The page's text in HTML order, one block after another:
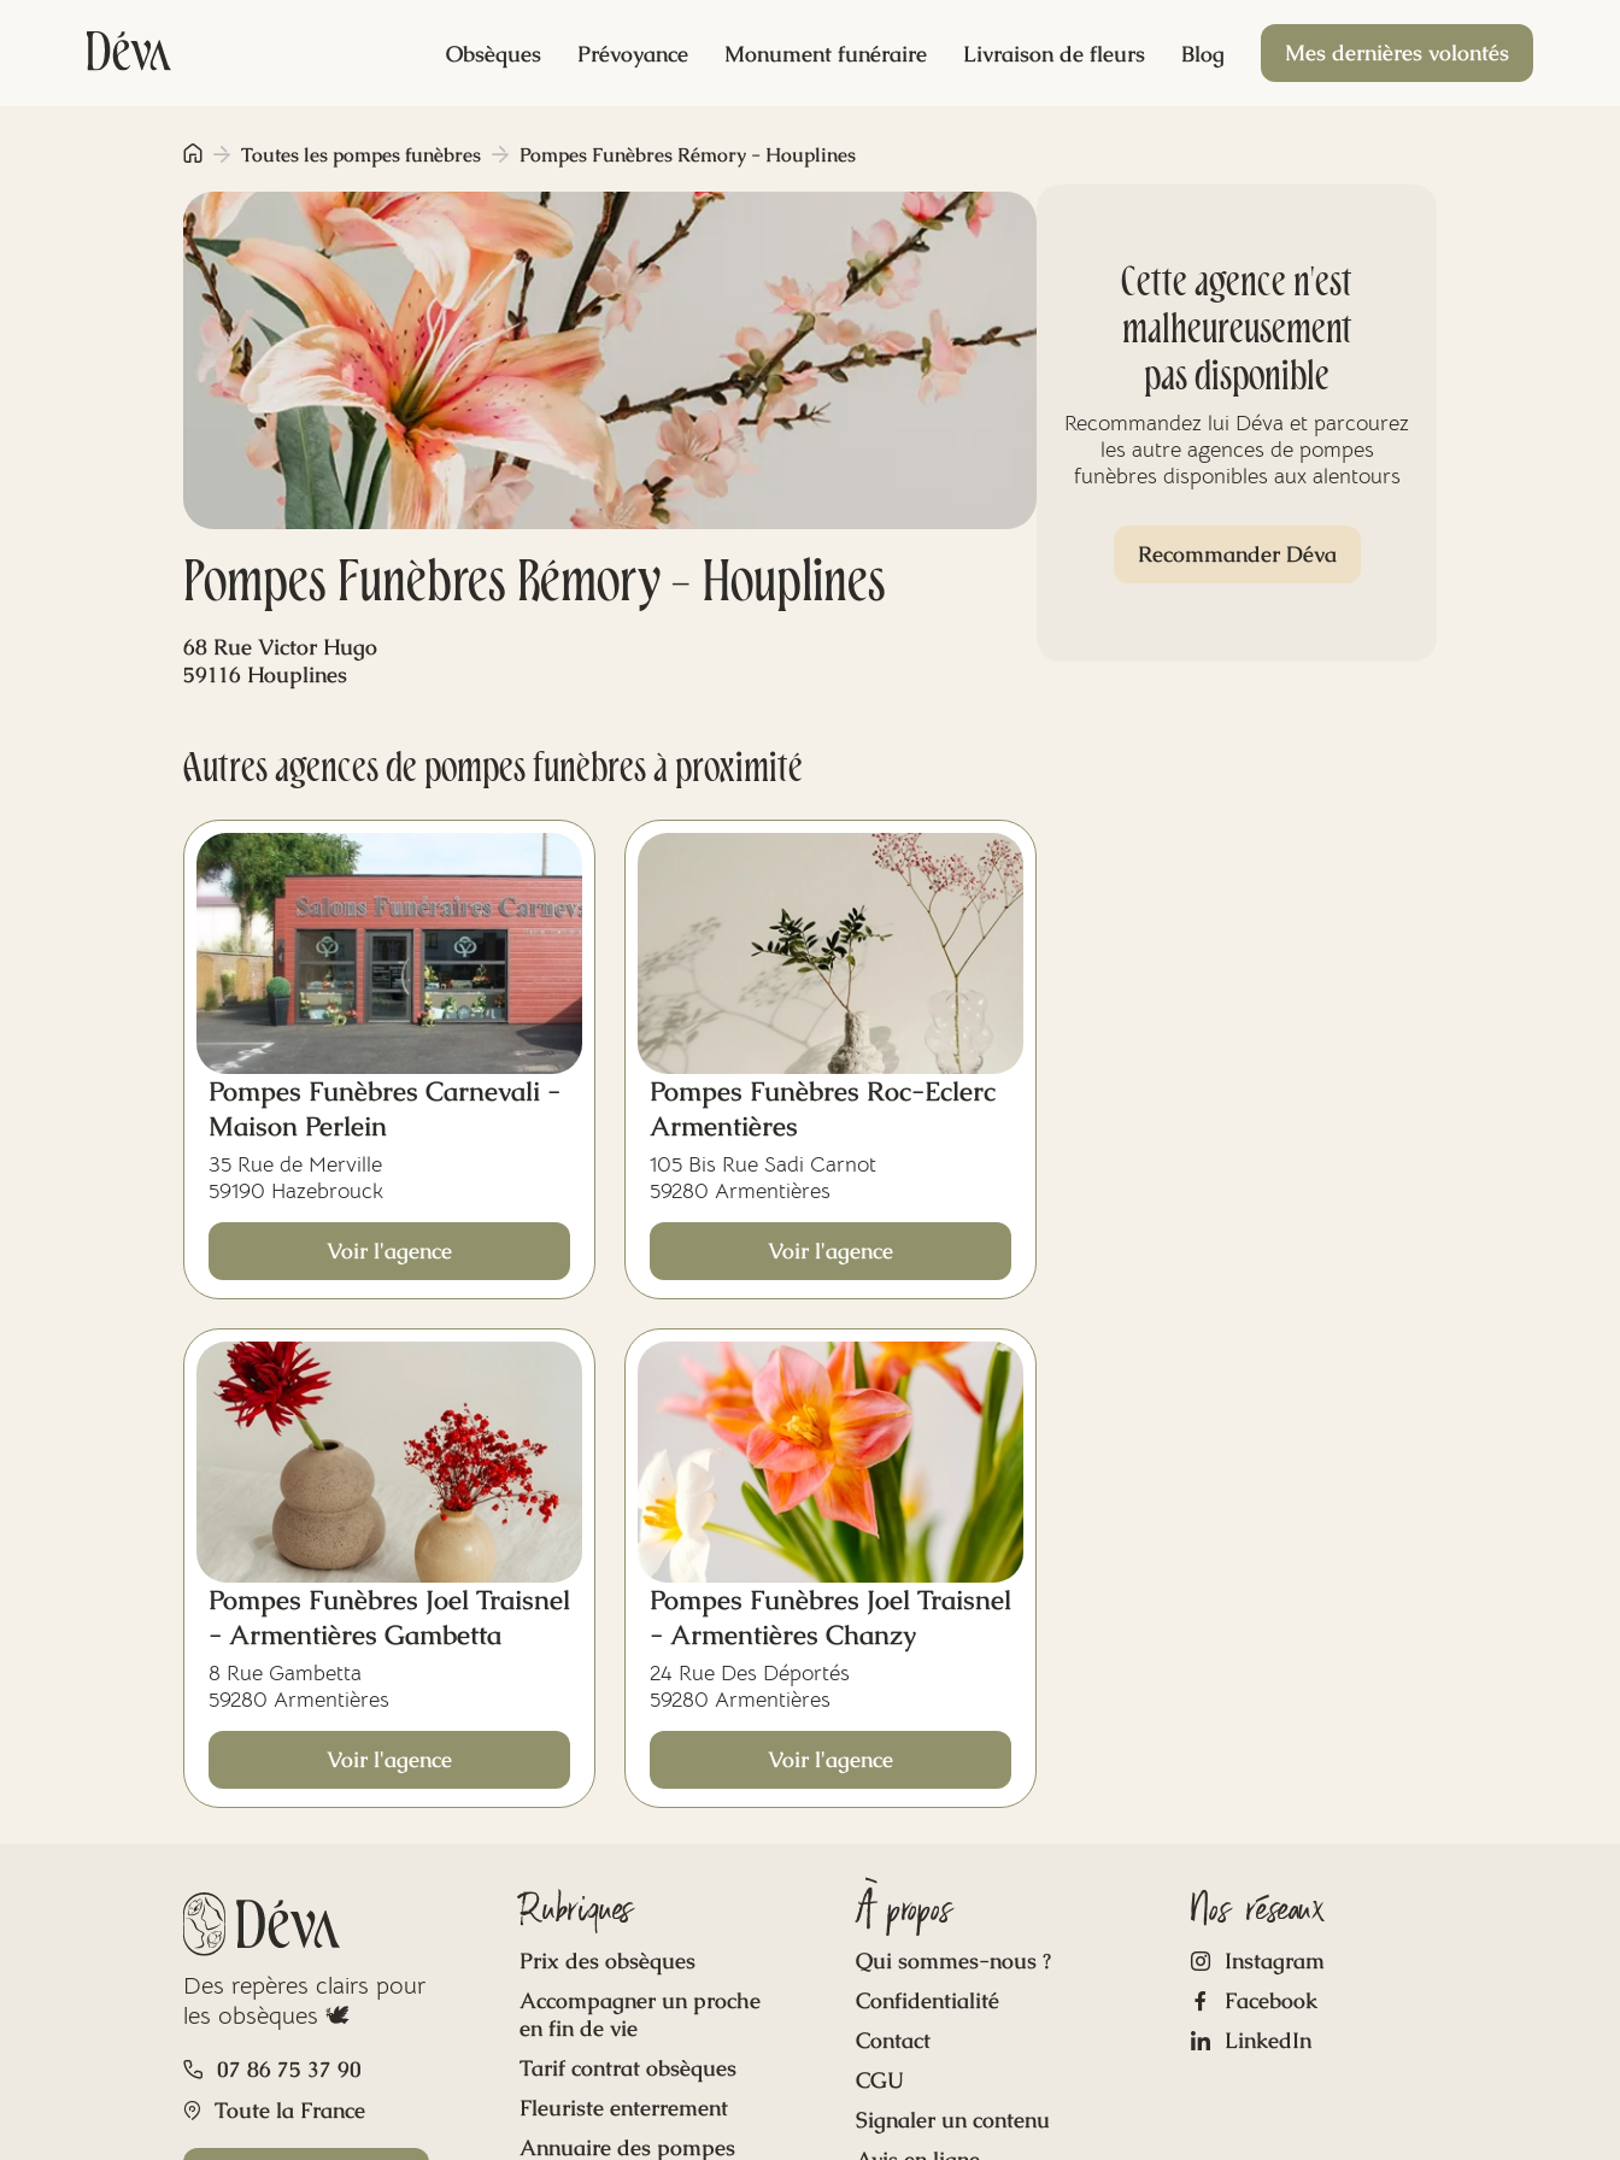
Obsèques Prévoyance Monument funéraire Livraison de fleurs Blog Mes dernières volontés
Pompes Funèbres Rémory - Houplines
Toutes les pompes funèbres Pompes Funèbres Rémory - Houplines
68 Rue Victor Hugo
59116 Houplines
Autres agences de pompes funèbres à proximité
Pompes Funèbres Carnevali -
Maison Perlein
35 Rue de Merville
59190 Hazebrouck
Voir l'agence
Pompes Funèbres Roc-Eclerc
Armentières
105 Bis Rue Sadi Carnot
59280 Armentières
Voir l'agence
Pompes Funèbres Joel Traisnel
- Armentières Gambetta
8 Rue Gambetta
59280 Armentières
Voir l'agence
Pompes Funèbres Joel Traisnel
- Armentières Chanzy
24 Rue Des Déportés
59280 Armentières
Voir l'agence
Cette agence n'est
malheureusement
pas disponible
Recommandez lui Déva et parcourez
les autre agences de pompes
funèbres disponibles aux alentours
Recommander Déva
Des repères clairs pour
les obsèques 🕊️
07 86 75 37 90
Toute la France
Rubriques
Prix des obsèques
Accompagner un proche
en fin de vie
Tarif contrat obsèques
Fleuriste enterrement
Annuaire des pompes
À propos
Qui sommes-nous ?
Confidentialité
Contact
CGU
Signaler un contenu
Nos réseaux
Instagram
Facebook
LinkedIn